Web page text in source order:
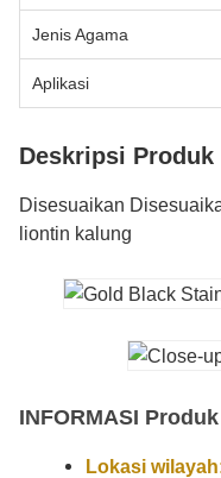
Jenis Agama
Aplikasi
Deskripsi Produk
Disesuaikan
liontin kalung
INFORMASI Produk
Lokasi